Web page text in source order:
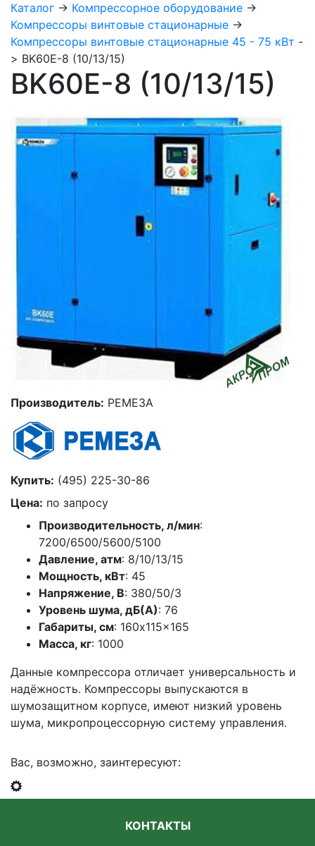
Каталог -> Компрессорное оборудование ->
Компрессоры винтовые стационарные ->
Компрессоры винтовые стационарные 45 - 75 кВт -
> BK60E-8 (10/13/15)
BK60E-8 (10/13/15)
Производитель: РЕМЕЗА
Купить: (495) 225-30-86
Цена: по запросу
Производительность, л/мин:
7200/6500/5600/5100
Давление, атм: 8/10/13/15
Мощность, кВт: 45
Напряжение, В: 380/50/3
Уровень шума, дБ(А): 76
Габариты, см: 160x115x165
Масса, кг: 1000
Данные компрессора отличает универсальность и
надёжность. Компрессоры выпускаются в
шумозащитном корпусе, имеют низкий уровень
шума, микропроцессорную систему управления.
Вас, возможно, заинтересуют:
КОНТАКТЫ